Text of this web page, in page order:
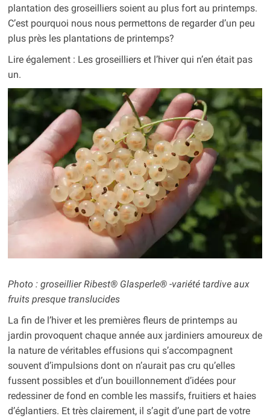
plantation des groseilliers soient au plus fort au printemps.
C’est pourquoi nous nous permettons de regarder d’un peu
plus près les plantations de printemps?
Lire également : Les groseilliers et l’hiver qui n’en était pas
un.
Photo : groseillier Ribest® Glasperle® -variété tardive aux
fruits presque translucides
La fin de l’hiver et les premières fleurs de printemps au
jardin provoquent chaque année aux jardiniers amoureux de
la nature de véritables effusions qui s’accompagnent
souvent d’impulsions dont on n’aurait pas cru qu’elles
fussent possibles et d’un bouillonnement d’idées pour
redessiner de fond en comble les massifs, fruitiers et haies
d’églantiers. Et très clairement, il s’agit d’une part de votre